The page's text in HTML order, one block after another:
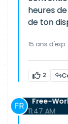
heures
de ton
15 ans
2
Free-
11:47 AM